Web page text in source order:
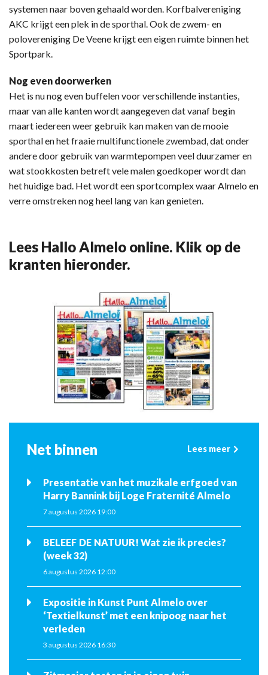
systemen naar boven gehaald worden. Korfbalvereniging
AKC krijgt een plek in de sporthal. Ook de zwem- en
polovereniging De Veene krijgt een eigen ruimte binnen het
Sportpark.
Nog even doorwerken
Het is nu nog even buffelen voor verschillende instanties,
maar van alle kanten wordt aangegeven dat vanaf begin
maart iedereen weer gebruik kan maken van de mooie
sporthal en het fraaie multifunctionele zwembad, dat onder
andere door gebruik van warmtepompen veel duurzamer en
wat stookkosten betreft vele malen goedkoper wordt dan
het huidige bad. Het wordt een sportcomplex waar Almelo en
verre omstreken nog heel lang van kan genieten.
Lees Hallo Almelo online. Klik op de
kranten hieronder.
Net binnen Lees meer
Presentatie van het muzikale erfgoed van
Harry Bannink bij Loge Fraternité Almelo
7 augustus 2026 19:00
BELEEF DE NATUUR! Wat zie ik precies?
(week 32)
6 augustus 2026 12:00
Expositie in Kunst Punt Almelo over
‘Textielkunst’ met een knipoog naar het
verleden
3 augustus 2026 16:30